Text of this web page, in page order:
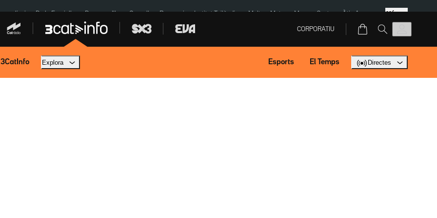
eclipsi De la Espriella Dos anys Illa Granollers Paraguai Institut Tailàndia Multa a Meta Menors Ceuta Àtic Ayuso Més
CORPORATIU
3CatInfo Explora Esports El Temps Directes